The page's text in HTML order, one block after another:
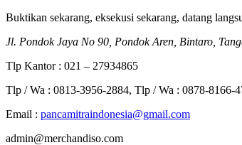
Buktikan sekarang, eksekusi sekarang, datang
Jl. Pondok Jaya No 90, Pondok Aren, Bintaro,
Tlp Kantor : 021 – 27934865
Tlp / Wa : 0813-3956-2884, Tlp / Wa : 0878-8166-
Email : pancamitraindonesia@gmail.com
admin@merchandiso.com